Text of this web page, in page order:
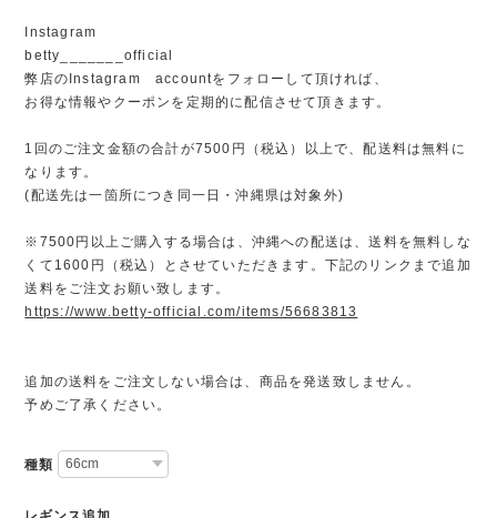
Instagram
betty_______official
弊店のInstagram accountをフォローして頂ければ、
お得な情報やクーポンを定期的に配信させて頂きます。
1回のご注文金額の合計が7500円（税込）以上で、配送料は無料に
なります。
(配送先は一箇所につき同一日・沖縄県は対象外)
※7500円以上ご購入する場合は、沖縄への配送は、送料を無料しな
くて1600円（税込）とさせていただきます。下記のリンクまで追加
送料をご注文お願い致します。
https://www.betty-official.com/items/56683813
追加の送料をご注文しない場合は、商品を発送致しません。
予めご了承ください。
種類